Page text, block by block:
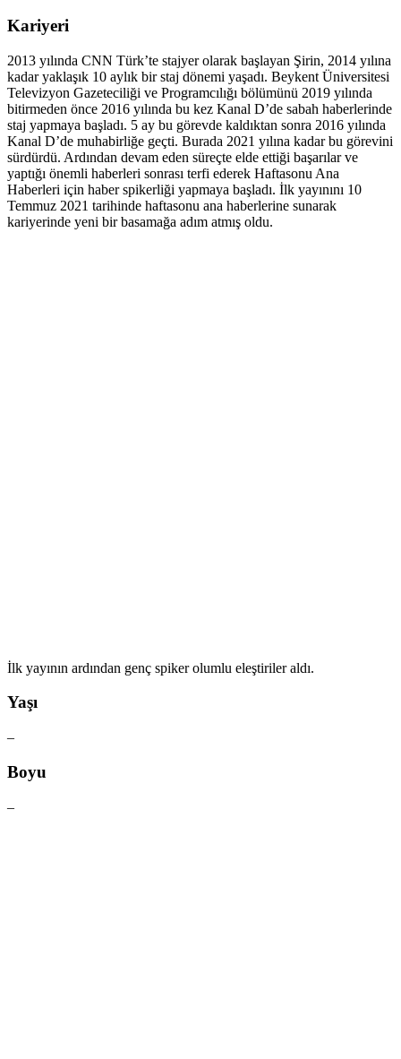
Kariyeri
2013 yılında CNN Türk’te stajyer olarak başlayan Şirin, 2014 yılına
kadar yaklaşık 10 aylık bir staj dönemi yaşadı. Beykent Üniversitesi
Televizyon Gazeteciliği ve Programcılığı bölümünü 2019 yılında
bitirmeden önce 2016 yılında bu kez Kanal D’de sabah haberlerinde
staj yapmaya başladı. 5 ay bu görevde kaldıktan sonra 2016 yılında
Kanal D’de muhabirliğe geçti. Burada 2021 yılına kadar bu görevini
sürdürdü. Ardından devam eden süreçte elde ettiği başarılar ve
yaptığı önemli haberleri sonrası terfi ederek Haftasonu Ana
Haberleri için haber spikerliği yapmaya başladı. İlk yayınını 10
Temmuz 2021 tarihinde haftasonu ana haberlerine sunarak
kariyerinde yeni bir basamağa adım atmış oldu.
İlk yayının ardından genç spiker olumlu eleştiriler aldı.
Yaşı
–
Boyu
–